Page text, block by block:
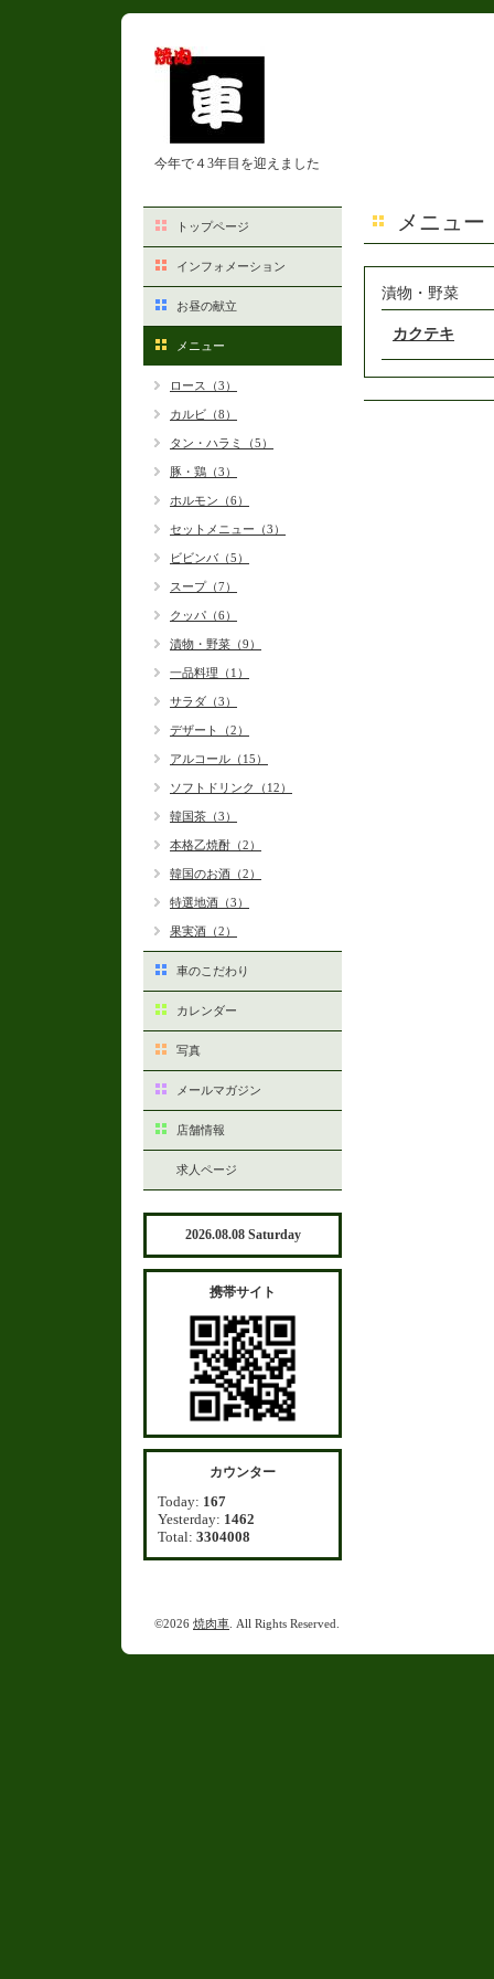
今年で４3年目を迎えました
メニュー
漬物・野菜
カクテキ
トップページ
インフォメーション
お昼の献立
メニュー
ロース（3）
カルビ（8）
タン・ハラミ（5）
豚・鶏（3）
ホルモン（6）
セットメニュー（3）
ビビンバ（5）
スープ（7）
クッパ（6）
漬物・野菜（9）
一品料理（1）
サラダ（3）
デザート（2）
アルコール（15）
ソフトドリンク（12）
韓国茶（3）
本格乙焼酎（2）
韓国のお酒（2）
特選地酒（3）
果実酒（2）
車のこだわり
カレンダー
写真
メールマガジン
店舗情報
求人ページ
2026.08.08 Saturday
携帯サイト
カウンター
Today: 167
Yesterday: 1462
Total: 3304008
©2026 焼肉車 . All Rights Reserved.